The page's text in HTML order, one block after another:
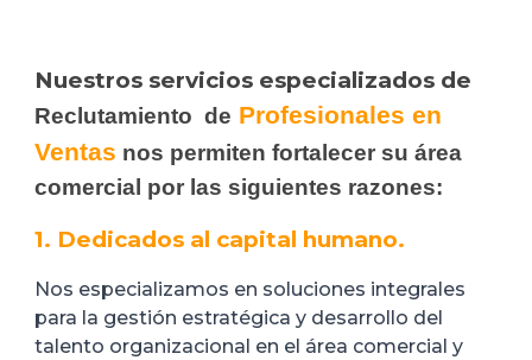
Nuestros servicios especializados de
Reclutamiento de Profesionales en
Ventas nos permiten fortalecer su área
comercial por las siguientes razones:
1. Dedicados al capital humano.
Nos especializamos en soluciones integrales
para la gestión estratégica y desarrollo del
talento organizacional en el área comercial y